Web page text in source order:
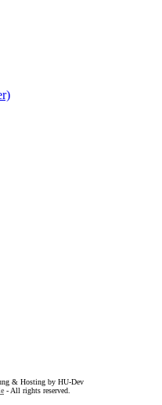
& Hosting by HU-Dev
- All rights reserved.